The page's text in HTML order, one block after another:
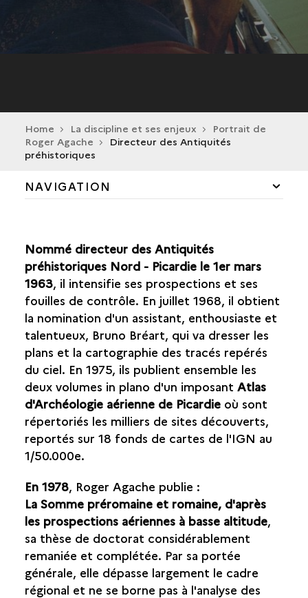
Home La discipline et ses enjeux
Portrait de
Roger Agache
Directeur des Antiquités
préhistoriques
NAVIGATION
HISTORIQUE
INVENTAIRE ET CARTE ARCHÉOLOGIQUE
PROTECTION DU PATRIMOINE
PORTRAIT DE ROGER AGACHE
UNE ENFANCE DANS LA CAMPAGNE PICARDE
NAISSANCE D'UNE PASSION
PREMIERS SURVOLS AÉRIENS :
ENTHOUSIASMES ET DÉSILLUSIONS
VERS UNE RECONNAISSANCE
INTERNATIONALE
HOMMAGES
Nommé directeur des Antiquités
préhistoriques Nord - Picardie le 1er mars
1963, il intensifie ses prospections et ses
fouilles de contrôle. En juillet 1968, il obtient
la nomination d'un assistant, enthousiaste et
talentueux, Bruno Bréart, qui va dresser les
plans et la cartographie des tracés repérés
du ciel. En 1975, ils publient ensemble les
deux volumes in plano d'un imposant Atlas
d'Archéologie aérienne de Picardieoù sont
répertoriés les milliers de sites découverts,
reportés sur 18 fonds de cartes de l'IGN au
1/50.000e.
En 1978, Roger Agache publie :
La Somme préromaine et romaine, d'après
les prospections aériennes à basse altitude,
sa thèse de doctorat considérablement
remaniée et complétée. Par sa portée
générale, elle dépasse largement le cadre
régional et ne se borne pas à l'analyse des